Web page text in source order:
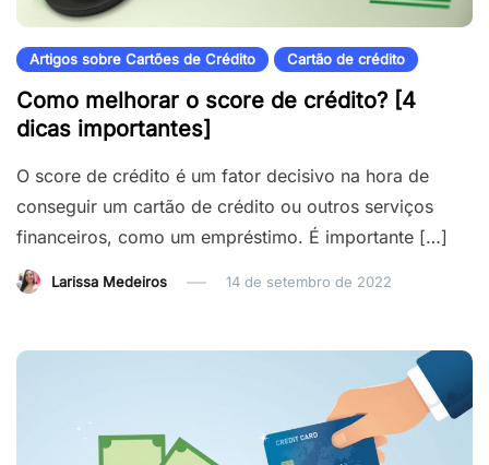
Artigos sobre Cartões de Crédito Cartão de crédito
Como melhorar o score de crédito? [4
dicas importantes]
O score de crédito é um fator decisivo na hora de
conseguir um cartão de crédito ou outros serviços
financeiros, como um empréstimo. É importante […]
Larissa Medeiros 14 de setembro de 2022